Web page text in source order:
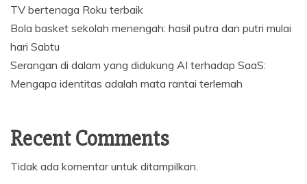
TV bertenaga Roku terbaik
Bola basket sekolah menengah: hasil putra dan putri mulai
hari Sabtu
Serangan di dalam yang didukung AI terhadap SaaS:
Mengapa identitas adalah mata rantai terlemah
Recent Comments
Tidak ada komentar untuk ditampilkan.